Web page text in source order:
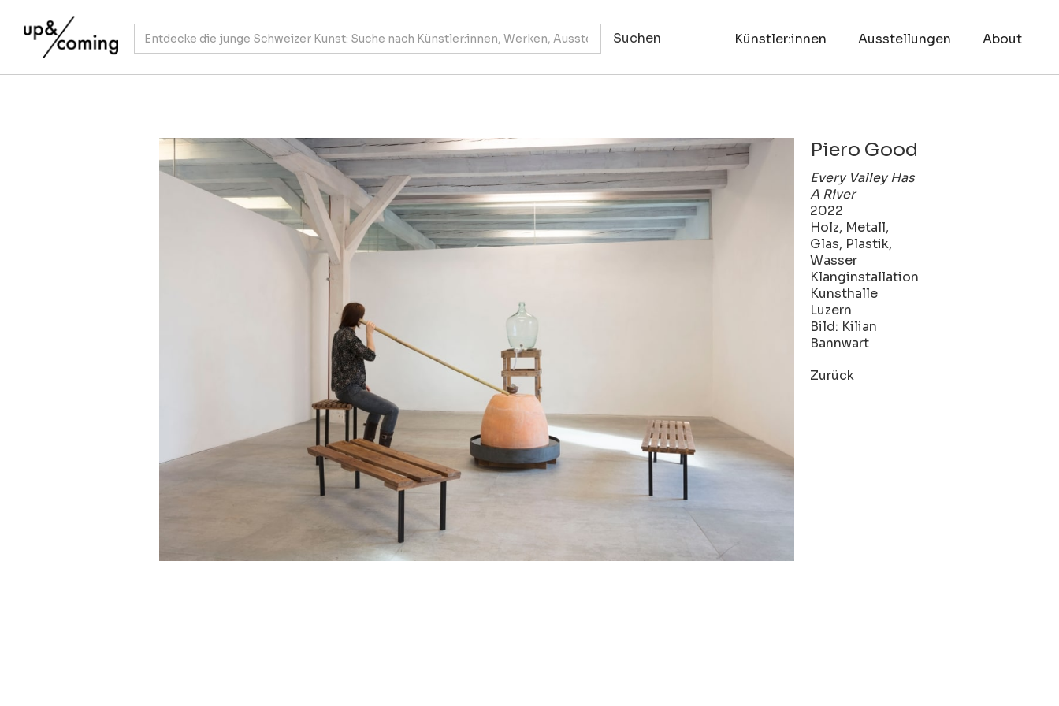
Künstler:innen Ausstellungen About
Piero Good
Every Valley Has
A River
2022
Holz, Metall,
Glas, Plastik,
Wasser
Klanginstallation
Kunsthalle
Luzern
Bild: Kilian
Bannwart
Zurück